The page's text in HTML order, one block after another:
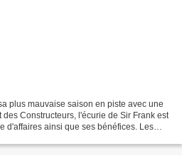
plus mauvaise saison en piste avec une
Constructeurs, l'écurie de Sir Frank est
d'affaires ainsi que ses bénéfices. Les